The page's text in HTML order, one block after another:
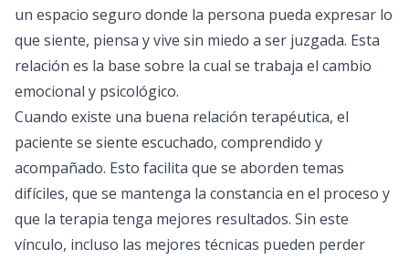
un espacio seguro donde la persona pueda expresar lo
que siente, piensa y vive sin miedo a ser juzgada. Esta
relación es la base sobre la cual se trabaja el cambio
emocional y psicológico.
Cuando existe una buena relación terapéutica, el
paciente se siente escuchado, comprendido y
acompañado. Esto facilita que se aborden temas
difíciles, que se mantenga la constancia en el proceso y
que la terapia tenga mejores resultados. Sin este
vínculo, incluso las mejores técnicas pueden perder